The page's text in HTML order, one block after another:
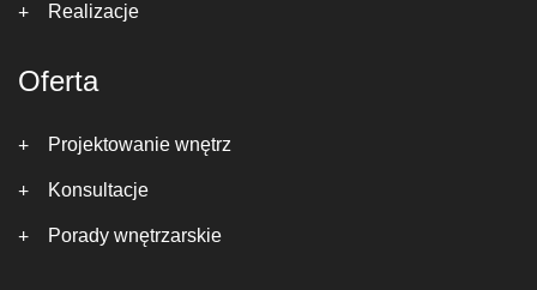
Realizacje
Oferta
Projektowanie wnętrz
Konsultacje
Porady wnętrzarskie